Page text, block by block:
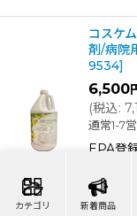
カテゴリ 新着商品
コスケ
剤/病院
9534]
6,500
(税込:
通常1-7
EPA登
す。 2
院内感